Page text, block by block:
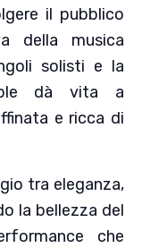
il pubblico
della musica
solisti e la
dà vita a
e ricca di
tra eleganza,
la bellezza del
che